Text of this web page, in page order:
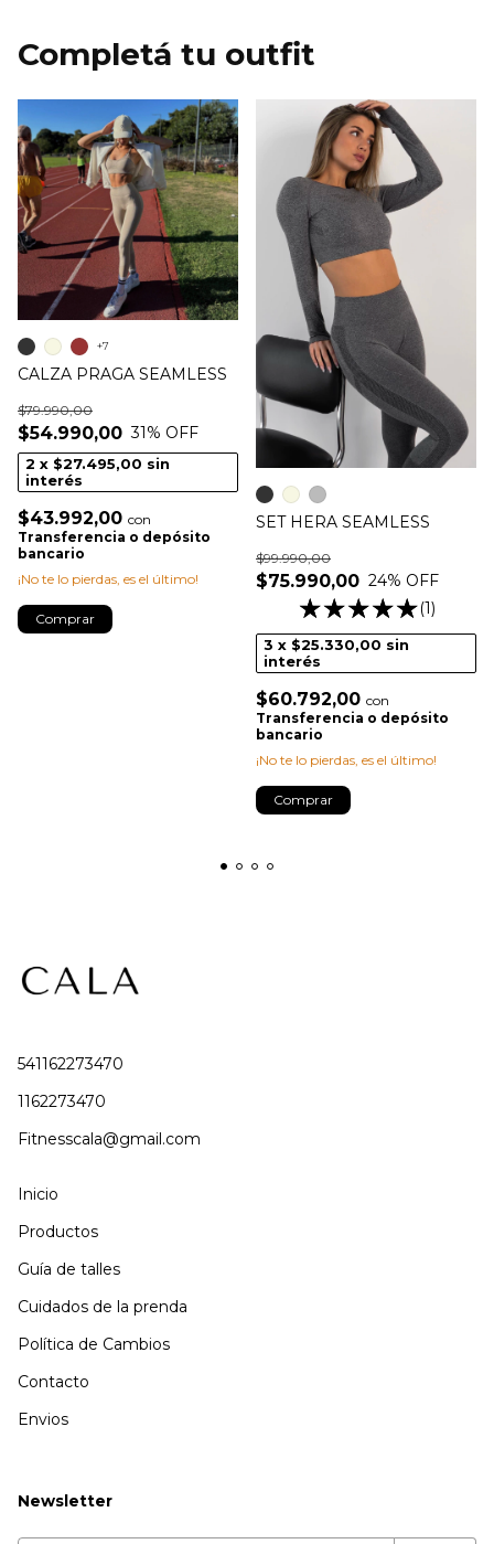
CALZA PRAGA SEAMLESS
$54.990,00
$79.990,00
31 % OFF
2 x $27.495,00 sin
interés
$43.992,00 con
Transferencia o depósito
bancario
¡No te lo pierdas, es el último!
+7
Comprar
SET HERA SEAMLESS
$75.990,00
$99.990,00
24% OFF
(1)
3 x $25.330,00 sin
interés
$60.792,00 con
Transferencia o depósito
bancario
¡No te lo pierdas, es el último!
Comprar
541162273470
1162273470
Fitnesscala@gmail.com
Inicio
Productos
Guía de talles
Cuidados de la prenda
Política de Cambios
Contacto
Envios
Newsletter